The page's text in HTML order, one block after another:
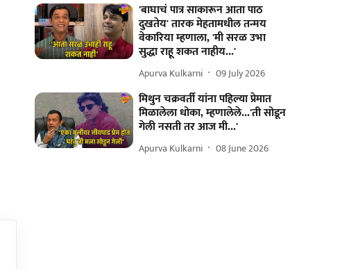
'बाघाचं पात्र साकारून आता पाठ
दुखतेय' तारक मेहतामधील तन्मय
वेकारिया म्हणाला, 'मी सरळ उभा
सुद्धा राहू शकत नाहीय...'
Apurva Kulkarni 09 July 2026
मिथुन चक्रवर्ती यांना पहिल्या प्रेमात
मिळालेला धोका, म्हणालेले...'ती सोडून
गेली नसती तर आज मी...'
Apurva Kulkarni 08 June 2026